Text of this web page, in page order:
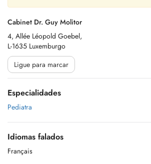
Cabinet Dr. Guy Molitor
4, Allée Léopold Goebel,
L-1635 Luxemburgo
Ligue para marcar
Especialidades
Pediatra
Idiomas falados
Français